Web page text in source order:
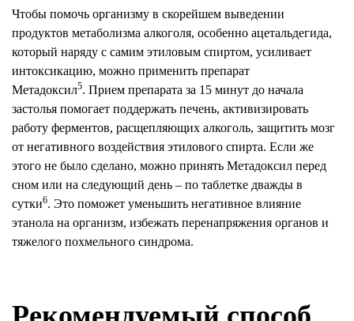
Чтобы помочь организму в скорейшем выведении
продуктов метаболизма алкоголя, особенно ацетальдегида,
который наряду с самим этиловым спиртом, усиливает
интоксикацию, можно применить препарат
Метадоксил5. Прием препарата за 15 минут до начала
застолья помогает поддержать печень, активизировать
работу ферментов, расщепляющих алкоголь, защитить мозг
от негативного воздействия этилового спирта. Если же
этого не было сделано, можно принять Метадоксил перед
сном или на следующий день – по таблетке дважды в
сутки6. Это поможет уменьшить негативное влияние
этанола на организм, избежать перенапряжения органов и
тяжелого похмельного синдрома.